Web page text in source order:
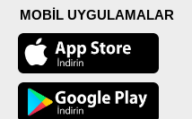
MOBİL UYGULAMALAR